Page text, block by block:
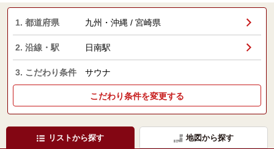
1. 都道府県 九州・沖縄 / 宮崎県
2. 沿線・駅 日南駅
3. こだわり条件 サウナ
こだわり条件を変更する
リストから探す 地図から探す